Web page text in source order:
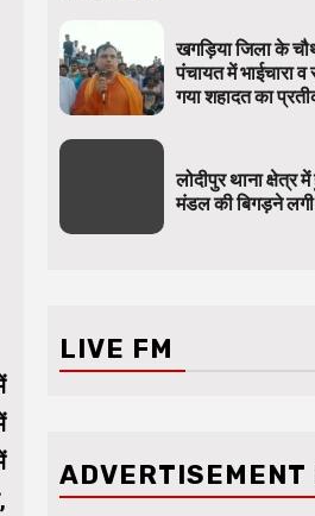
खगड़िया जिला के
पंचायत में भाईचारा व
गया शहादत का
लोदीपुर थाना क्षेत्र
मंडल की बिगड़ने लगी
LIVE FM
ADVERTISEMENT